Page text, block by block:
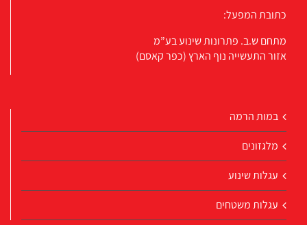
כתובת המפעל:
מתחם ש.ב. פתרונות שינוע בע”מ
אזור התעשייה נוף הארץ (כפר קאסם)
במות הרמה
מלגזונים
עגלות שינוע
עגלות משטחים